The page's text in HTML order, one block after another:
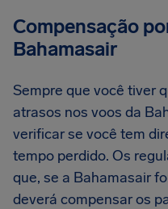
Compensação
Bahamasair
Sempre que você tiver
atrasos nos voos da
verificar se você tem
tempo perdido. Os
que, se a Bahamasair
deverá compensar os